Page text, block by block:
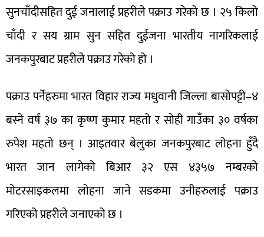
सुनचाँदीसहित दुई जनालाई प्रहरीले पक्राउ गरेको छ । २५ किलो
चाँदी र सय ग्राम सुन सहित दुईजना भारतीय नागरिकलाई
जनकपुरबाट प्रहरीले पक्राउ गरेको हो ।
पक्राउ पर्नेहरुमा भारत विहार राज्य मधुवानी जिल्ला बासोपट्टी–४
बस्ने वर्ष ३७ का कृष्ण कुमार महतो र सोही गाउँका ३० वर्षका
रुपेश महतो छन् । आइतवार बेलुका जनकपुरबाट लोहना हुँदै
भारत जान लागेको बिआर ३२ एस ४३५७ नम्बरको
मोटरसाइकलमा लोहना जाने सडकमा उनीहरुलाई पक्राउ
गरिएको प्रहरीले जनाएको छ ।